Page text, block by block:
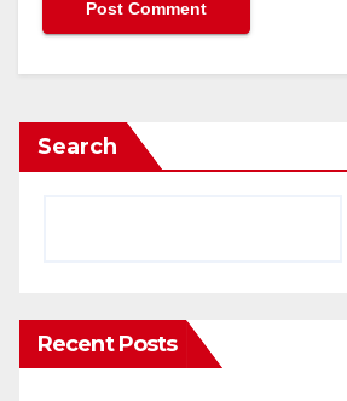
Search
Recent Posts